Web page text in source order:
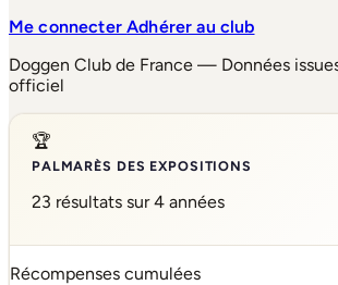
Me connecterAdhérer au club
Doggen Club de France — Données
officiel
🏆
PALMARÈS DES EXPOSITIONS
23 résultats sur 4 années
Récompenses cumulées